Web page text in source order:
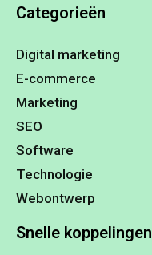
Categorieën
Digital marketing
E-commerce
Marketing
SEO
Software
Technologie
Webontwerp
Snelle koppelingen